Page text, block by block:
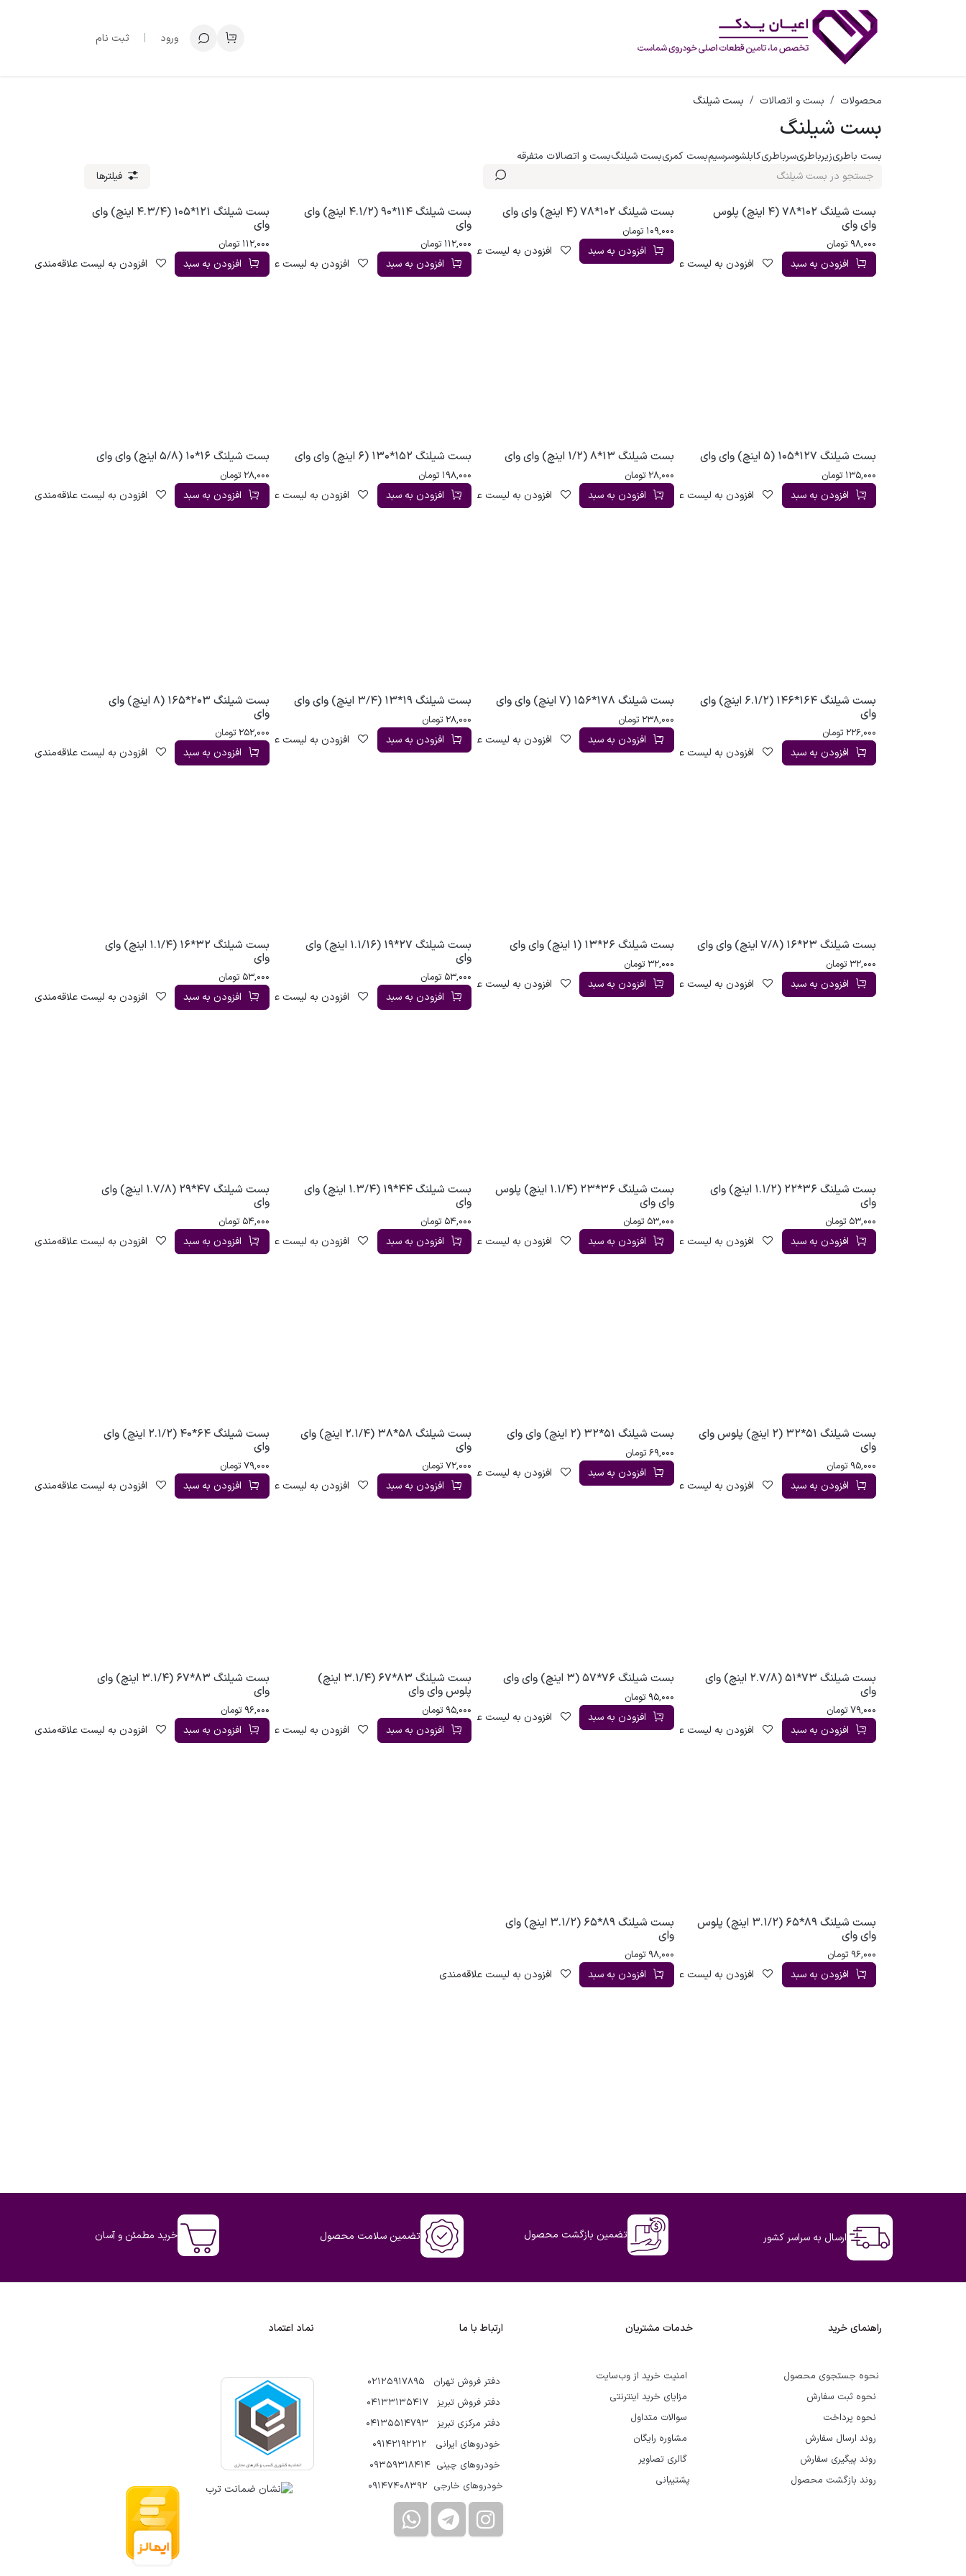
صرف نظر و مشاهده محتوا
ورود | ثبت نام
محصولات بست و اتصالات بست شیلنگ
بست شیلنگ
بست باطریزیرباطریسرباطریکابلشوسرسیمبست کمریبست شیلنگبست و اتصالات متفرقه
فیلترها
بست شیلنگ 102*78 (4 اینچ) پلوس
وای وای
98,000 تومان
افزودن به سبد افزودن به لیست علاقه‌مندی
بست شیلنگ 102*78 (4 اینچ) وای وای
109,000 تومان
افزودن به سبد افزودن به لیست علاقه‌مندی
بست شیلنگ 114*90 (4.1/2 اینچ) وای
وای
112,000 تومان
افزودن به سبد افزودن به لیست علاقه‌مندی
بست شیلنگ 121*105 (4.3/4 اینچ) وای
وای
112,000 تومان
افزودن به سبد افزودن به لیست علاقه‌مندی
بست شیلنگ 127*105 (5 اینچ) وای وای
135,000 تومان
افزودن به سبد افزودن به لیست علاقه‌مندی
بست شیلنگ 13*8 (1/2 اینچ) وای وای
28,000 تومان
افزودن به سبد افزودن به لیست علاقه‌مندی
بست شیلنگ 152*130 (6 اینچ) وای وای
198,000 تومان
افزودن به سبد افزودن به لیست علاقه‌مندی
بست شیلنگ 16*10 (5/8 اینچ) وای وای
28,000 تومان
افزودن به سبد افزودن به لیست علاقه‌مندی
بست شیلنگ 164*146 (6.1/2 اینچ) وای
وای
226,000 تومان
افزودن به سبد افزودن به لیست علاقه‌مندی
بست شیلنگ 178*156 (7 اینچ) وای وای
238,000 تومان
افزودن به سبد افزودن به لیست علاقه‌مندی
بست شیلنگ 19*13 (3/4 اینچ) وای وای
28,000 تومان
افزودن به سبد افزودن به لیست علاقه‌مندی
بست شیلنگ 203*165 (8 اینچ) وای
وای
252,000 تومان
افزودن به سبد افزودن به لیست علاقه‌مندی
بست شیلنگ 23*16 (7/8 اینچ) وای وای
32,000 تومان
افزودن به سبد افزودن به لیست علاقه‌مندی
بست شیلنگ 26*13 (1 اینچ) وای وای
32,000 تومان
افزودن به سبد افزودن به لیست علاقه‌مندی
بست شیلنگ 27*19 (1.1/16 اینچ) وای
وای
53,000 تومان
افزودن به سبد افزودن به لیست علاقه‌مندی
بست شیلنگ 32*16 (1.1/4 اینچ) وای
وای
53,000 تومان
افزودن به سبد افزودن به لیست علاقه‌مندی
بست شیلنگ 36*22 (1.1/2 اینچ) وای
وای
53,000 تومان
افزودن به سبد افزودن به لیست علاقه‌مندی
بست شیلنگ 36*23 (1.1/4 اینچ) پلوس
وای وای
53,000 تومان
افزودن به سبد افزودن به لیست علاقه‌مندی
بست شیلنگ 44*19 (1.3/4 اینچ) وای
وای
54,000 تومان
افزودن به سبد افزودن به لیست علاقه‌مندی
بست شیلنگ 47*29 (1.7/8 اینچ) وای
وای
54,000 تومان
افزودن به سبد افزودن به لیست علاقه‌مندی
بست شیلنگ 51*32 (2 اینچ) پلوس وای
وای
95,000 تومان
افزودن به سبد افزودن به لیست علاقه‌مندی
بست شیلنگ 51*32 (2 اینچ) وای وای
69,000 تومان
افزودن به سبد افزودن به لیست علاقه‌مندی
بست شیلنگ 58*38 (2.1/4 اینچ) وای
وای
72,000تومان
افزودن به سبد افزودن به لیست علاقه‌مندی
بست شیلنگ 64*40 (2.1/2 اینچ) وای
وای
79,000 تومان
افزودن به سبد افزودن به لیست علاقه‌مندی
بست شیلنگ 73*51 (2.7/8 اینچ) وای
وای
79,000 تومان
افزودن به سبد افزودن به لیست علاقه‌مندی
بست شیلنگ 76*57 (3 اینچ) وای وای
95,000 تومان
افزودن به سبد افزودن به لیست علاقه‌مندی
بست شیلنگ 83*67 (3.1/4 اینچ)
پلوس وای وای
95,000 تومان
افزودن به سبد افزودن به لیست علاقه‌مندی
بست شیلنگ 83*67 (3.1/4 اینچ) وای
وای
96,000 تومان
افزودن به سبد افزودن به لیست علاقه‌مندی
بست شیلنگ 89*65 (3.1/2 اینچ) پلوس
وای وای
96,000 تومان
افزودن به سبد افزودن به لیست علاقه‌مندی
بست شیلنگ 89*65 (3.1/2 اینچ) وای
وای
98,000 تومان
افزودن به سبد افزودن به لیست علاقه‌مندی
ارسال به سراسر کشور تضمین بازگشت محصول تضمین سلامت محصول خرید مطمئن و آسان
راهنمای خرید
نحوه جستجوی محصول
نحوه ثبت سفارش
نحوه پرداخت
روند ارسال سفارش
روند پیگیری سفارش
روند بازگشت محصول
خدمات مشتریان
امنیت خرید از وب‌سایت
مزایای خرید اینترنتی
سوالات متداول
مشاوره رایگان
گالری تصاویر
پشتیبانی
ارتباط با ما
دفتر فروش تهران 02125917895
دفتر فروش تبریز 04133135417
دفتر مرکزی تبریز 04135514793
خودروهای ایرانی 09142192212
خودروهای چینی 09359318414
خودروهای خارجی 09147408392
نماد اعتماد